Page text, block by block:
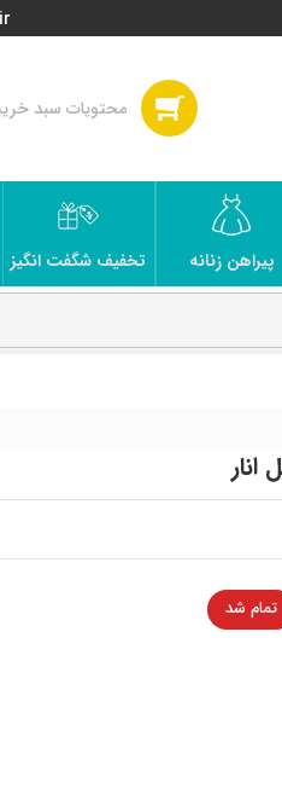
پیراهن زنانه تخفیف شگفت انگیز
تمام شد